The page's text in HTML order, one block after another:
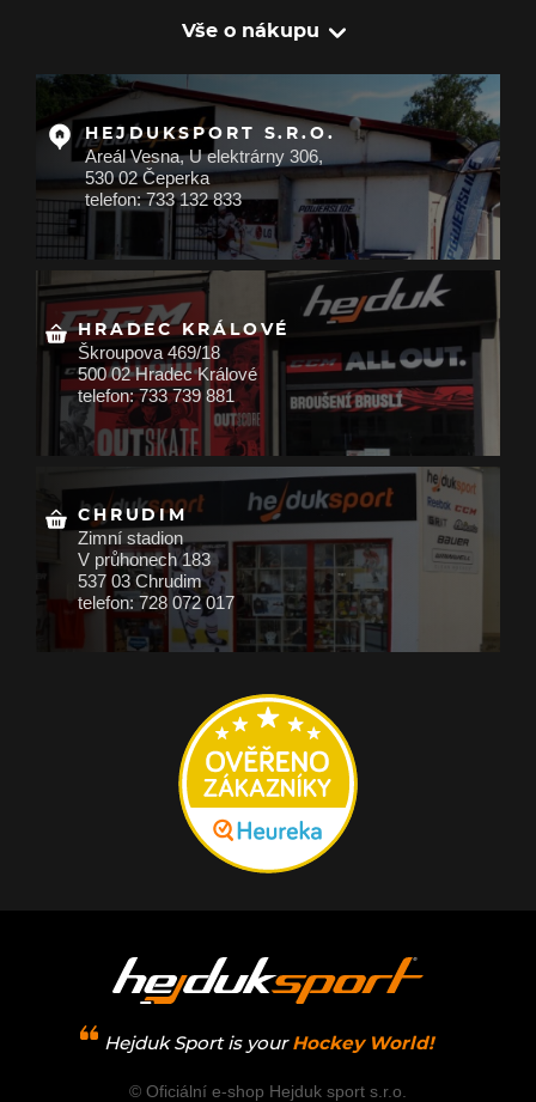
Vše o nákupu
HEJDUKSPORT S.R.O.
Areál Vesna, U elektrárny 306,
530 02 Čeperka
telefon: 733 132 833
HRADEC KRÁLOVÉ
Škroupova 469/18
500 02 Hradec Králové
telefon: 733 739 881
CHRUDIM
Zimní stadion
V průhonech 183
537 03 Chrudim
telefon: 728 072 017
Hejduk Sport is your Hockey World!
© Oficiální e-shop Hejduk sport s.r.o.